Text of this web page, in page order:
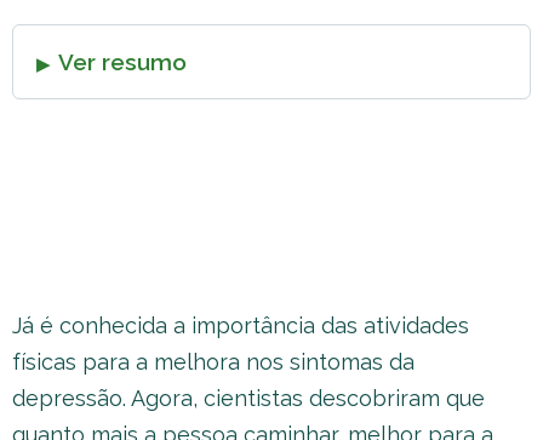
Ver resumo
Já é conhecida a importância das atividades
físicas para a melhora nos sintomas da
depressão. Agora, cientistas descobriram que
quanto mais a pessoa caminhar, melhor para a